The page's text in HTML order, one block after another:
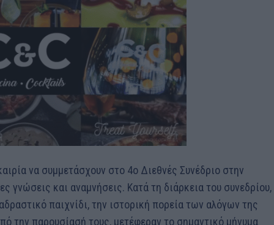
να συμμετάσχουν στο 4ο Διεθνές Συνέδριο στην
γνώσεις και αναμνήσεις. Κατά τη διάρκεια του συνεδρίου,
παιχνίδι, την ιστορική πορεία των αλόγων της
την παρουσίασή τους, μετέφεραν το σημαντικό μήνυμα